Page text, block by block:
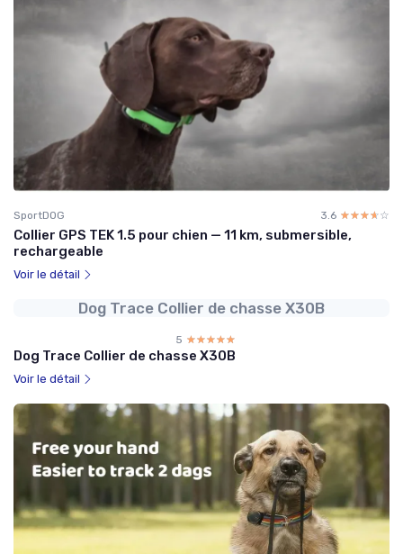
SportDOG 3.6 ☆☆☆☆☆
★★★★★
Collier GPS TEK 1.5 pour chien — 11 km, submersible,
rechargeable
Voir le détail
Dog Trace Collier de chasse X30B
5 ☆☆☆☆☆
★★★★★
Dog Trace Collier de chasse X30B
Voir le détail